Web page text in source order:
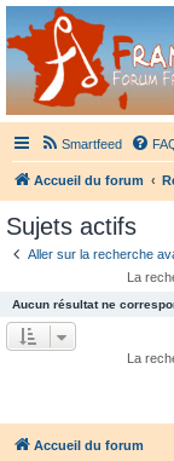
France
Didgeridoo et Guimbarde
Smartfeed
Accueil du forum
Sujets actifs
Aller sur la recherche
La
Aucun résultat ne
La
Accueil du forum